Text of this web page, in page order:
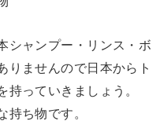
シャンプー・リンス・ボ
りませんので日本からト
持っていきましょう。
持ち物です。